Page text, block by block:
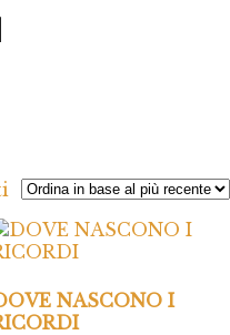
Ordina
base
al
recenteNASCONO I